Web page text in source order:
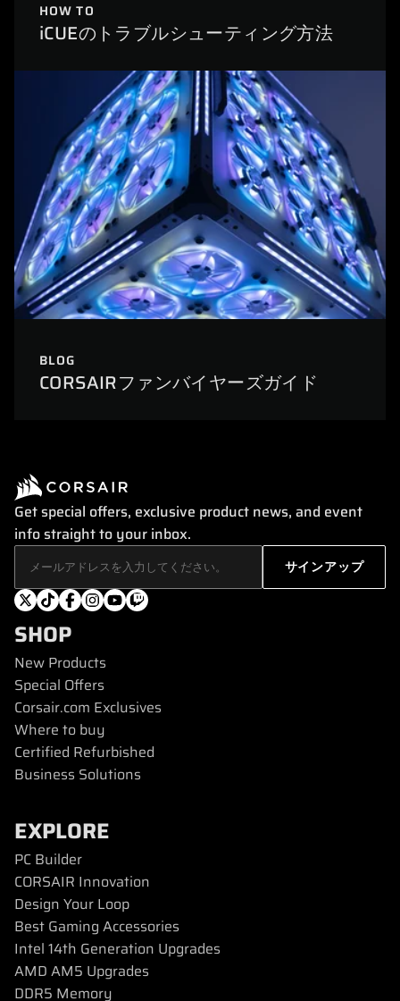
HOW TO
iCUEのトラブルシューティング方法
BLOG
CORSAIRファンバイヤーズガイド
Get special offers, exclusive product news, and event
info straight to your inbox.
SHOP
New Products
Special Offers
Corsair.com Exclusives
Where to buy
Certified Refurbished
Business Solutions
EXPLORE
PC Builder
CORSAIR Innovation
Design Your Loop
Best Gaming Accessories
Intel 14th Generation Upgrades
AMD AM5 Upgrades
DDR5 Memory